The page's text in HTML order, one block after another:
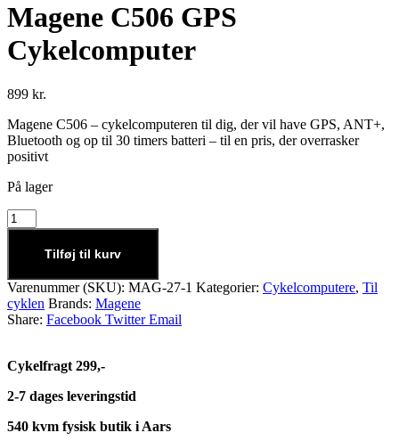
Magene C506 GPS
Cykelcomputer
899 kr.
Magene C506 – cykelcomputeren til dig, der vil have GPS, ANT+,
Bluetooth og op til 30 timers batteri – til en pris, der overrasker
positivt
På lager
Tilføj til kurv
Varenummer (SKU): MAG-27-1 Kategorier: Cykelcomputere, Til
cyklen Brands: Magene
Share: Facebook Twitter Email
Cykelfragt 299,-
2-7 dages leveringstid
540 kvm fysisk butik i Aars